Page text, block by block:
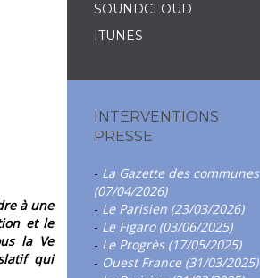
à une
et le
la Ve
qui
SOUNDCLOUD
ITUNES
INTERVENTIONS
PRESSE
- La Gazette des communes
(07/04/2026)
- Le Parisien (23/03/2026)
- Le Figaro (03/06/2025)
- Le Progrès (17/05/2025)
- Ouest France (31/03/2025)